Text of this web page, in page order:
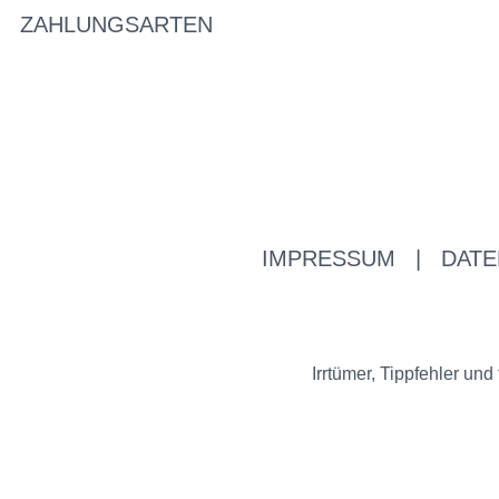
ZAHLUNGSARTEN
IMPRESSUM
Irrtümer, Tippfehler